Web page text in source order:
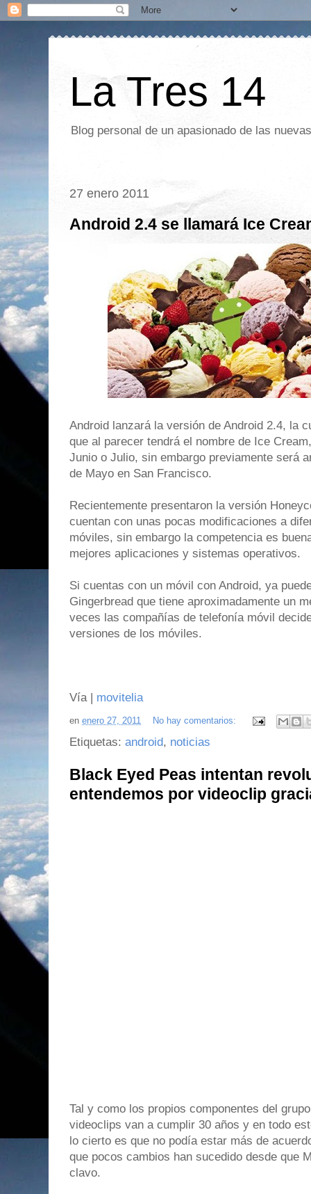
La Tres 14
Blog personal de un apasionado de las
27 enero 2011
Android 2.4 se llamará Ice
Android lanzará la versión de Android 2.4, la
que al parecer tendrá el nombre de Ice
Junio o Julio, sin embargo previamente será
de Mayo en San Francisco.
Recientemente presentaron la versión
cuentan con unas pocas modificaciones a
móviles, sin embargo la competencia es
mejores aplicaciones y sistemas operativos.
Si cuentas con un móvil con Android, ya
Gingerbread que tiene aproximadamente un
veces las compañías de telefonía móvil
versiones de los móviles.
Vía | movitelia
en enero 27, 2011 No hay comentarios:
Etiquetas: android, noticias
Black Eyed Peas intentan
entendemos por videoclip
Tal y como los propios componentes del
videoclips van a cumplir 30 años y en todo
lo cierto es que no podía estar más de
que pocos cambios han sucedido desde que
clavo.